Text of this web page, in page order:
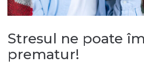
Stresul ne poate
prematur!